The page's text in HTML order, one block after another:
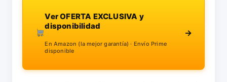
Ver OFERTA EXCLUSIVA y
disponibilidad
En Amazon (la mejor garantía) · Envío Prime
disponible
→